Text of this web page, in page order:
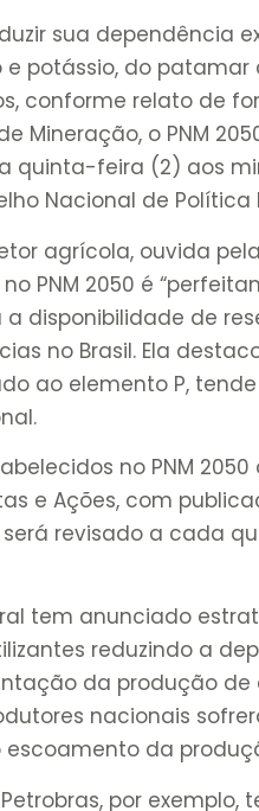
sua dependência
potássio, do patamar
conforme relato de
Mineração, o PNM
quinta-feira (2) aos
Nacional de Política
agrícola, ouvida
PNM 2050 é
disponibilidade de
no Brasil. Ela
ao elemento P,
no PNM
e Ações, com
será revisado a cada
tem anunciado
reduzindo a
da produção
nacionais
escoamento da
por